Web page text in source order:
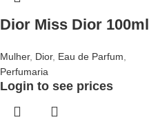
Dior Miss Dior 100ml
Mulher, Dior, Eau de Parfum
Perfumaria
Login to see prices